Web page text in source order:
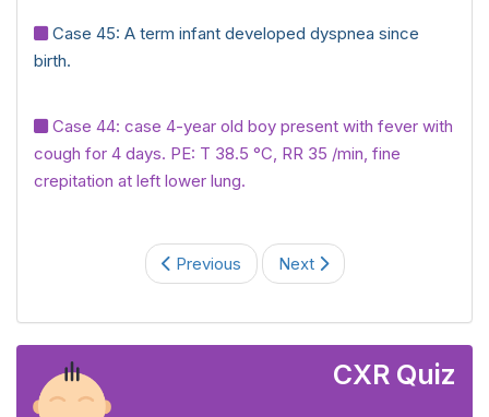
Case 45: A term infant developed dyspnea since
birth.
Case 44: case 4-year old boy present with fever with
cough for 4 days. PE: T 38.5 °C, RR 35 /min, fine
crepitation at left lower lung.
Previous Next
CXR Quiz